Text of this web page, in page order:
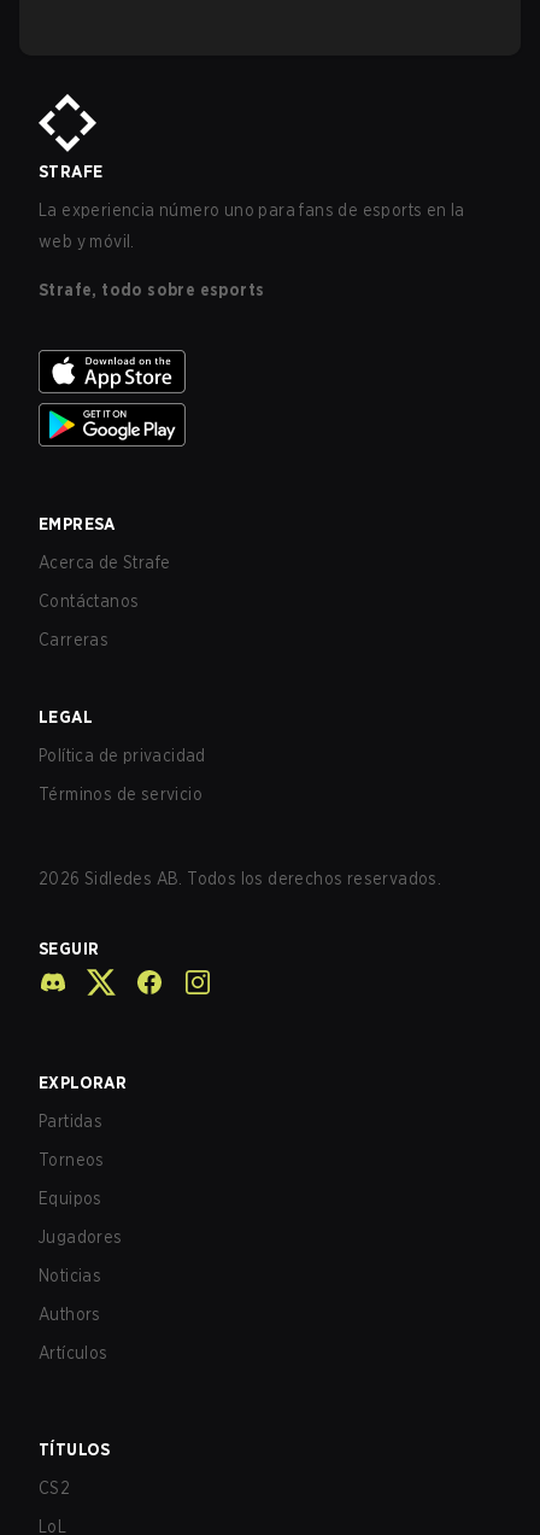
STRAFE
La experiencia número uno para fans de esports en la
web y móvil.
Strafe, todo sobre esports
EMPRESA
Acerca de Strafe
Contáctanos
Carreras
LEGAL
Política de privacidad
Términos de servicio
2026 Sidledes AB. Todos los derechos reservados.
SEGUIR
EXPLORAR
Partidas
Torneos
Equipos
Jugadores
Noticias
Authors
Artículos
TÍTULOS
CS2
LoL